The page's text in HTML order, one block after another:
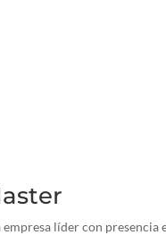
líder con presencia